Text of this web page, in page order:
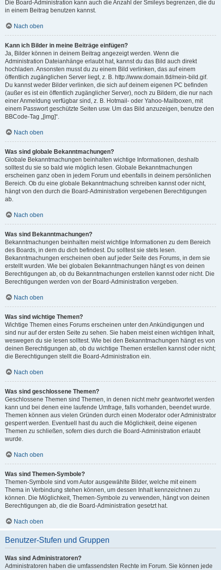
Die Board-Administration kann auch die Anzahl der Smileys begrenzen, die du
in einem Beitrag benutzen kannst.
Nach oben
Kann ich Bilder in meine Beiträge einfügen?
Ja, Bilder können in deinem Beitrag angezeigt werden. Wenn die
Administration Dateianhänge erlaubt hat, kannst du das Bild auch direkt
hochladen. Ansonsten musst du zu einem Bild verlinken, das auf einem
öffentlich zugänglichen Server liegt, z. B. http://www.domain.tld/mein-bild.gif.
Du kannst weder Bilder verlinken, die sich auf deinem eigenen PC befinden
(außer es ist ein öffentlich zugänglicher Server), noch zu Bildern, die nur nach
einer Anmeldung verfügbar sind, z. B. Hotmail- oder Yahoo-Mailboxen, mit
einem Passwort geschützte Seiten usw. Um das Bild anzuzeigen, benutze den
BBCode-Tag „[img]“.
Nach oben
Was sind globale Bekanntmachungen?
Globale Bekanntmachungen beinhalten wichtige Informationen, deshalb
solltest du sie so bald wie möglich lesen. Globale Bekanntmachungen
erscheinen ganz oben in jedem Forum und ebenfalls in deinem persönlichen
Bereich. Ob du eine globale Bekanntmachung schreiben kannst oder nicht,
hängt von den durch die Board-Administration vergebenen Berechtigungen
ab.
Nach oben
Was sind Bekanntmachungen?
Bekanntmachungen beinhalten meist wichtige Informationen zu dem Bereich
des Boards, in dem du dich befindest. Du solltest sie stets lesen.
Bekanntmachungen erscheinen oben auf jeder Seite des Forums, in dem sie
erstellt wurden. Wie bei globalen Bekanntmachungen hängt es von deinen
Berechtigungen ab, ob du Bekanntmachungen erstellen kannst oder nicht. Die
Berechtigungen werden von der Board-Administration vergeben.
Nach oben
Was sind wichtige Themen?
Wichtige Themen eines Forums erscheinen unter den Ankündigungen und
sind nur auf der ersten Seite zu sehen. Sie haben meist einen wichtigen Inhalt,
weswegen du sie lesen solltest. Wie bei den Bekanntmachungen hängt es von
deinen Berechtigungen ab, ob du wichtige Themen erstellen kannst oder nicht;
die Berechtigungen stellt die Board-Administration ein.
Nach oben
Was sind geschlossene Themen?
Geschlossene Themen sind Themen, in denen nicht mehr geantwortet werden
kann und bei denen eine laufende Umfrage, falls vorhanden, beendet wurde.
Themen können aus vielen Gründen durch einen Moderator oder Administrator
gesperrt werden. Eventuell hast du auch die Möglichkeit, deine eigenen
Themen zu schließen, sofern dies durch die Board-Administration erlaubt
wurde.
Nach oben
Was sind Themen-Symbole?
Themen-Symbole sind vom Autor ausgewählte Bilder, welche mit einem
Thema in Verbindung stehen können, um dessen Inhalt kennzeichnen zu
können. Die Möglichkeit, Themen-Symbole zu verwenden, hängt von deinen
Berechtigungen ab, die die Board-Administration gesetzt hat.
Nach oben
Benutzer-Stufen und Gruppen
Was sind Administratoren?
Administratoren haben die umfassendsten Rechte im Forum. Sie können jede